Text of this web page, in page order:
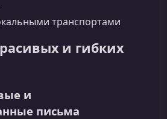
транспортами
и гибких
и
письма